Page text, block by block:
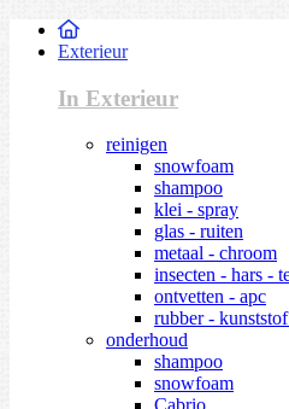
Exterieur
In Exterieur
reinigen
snowfoam
shampoo
klei - spray
glas - ruiten
metaal - chroom
insecten - hars -
ontvetten - apc
rubber -
onderhoud
shampoo
snowfoam